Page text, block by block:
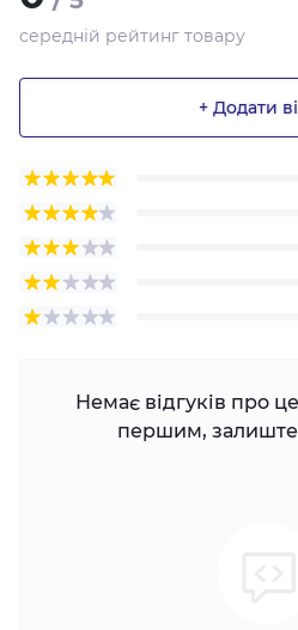
середній рейтинг товару
+ Додати
Немає відгуків про
першим, залиште